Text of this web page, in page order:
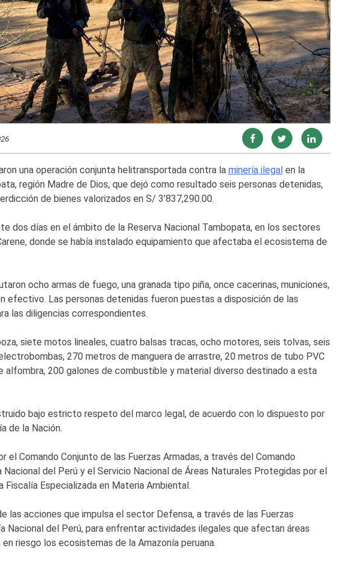
una operación conjunta helitransportada contra la minería ilegal en la
región Madre de Dios, que dejó como resultado seis personas detenidas,
de bienes valorizados en S/ 3’837,290.00.
dos días en el ámbito de la Reserva Nacional Tambopata, en los sectores
donde se había instalado equipamiento que afectaba el ecosistema de
ocho armas de fuego, una granada tipo piña, once cacerinas, municiones,
efectivo. Las personas detenidas fueron puestas a disposición de las
las diligencias correspondientes.
siete motos lineales, cuatro balsas tracas, ocho motores, seis tolvas, seis
270 metros de manguera de arrastre, 20 metros de tubo PVC
alfombra, 200 galones de combustible y material diverso destinado a esta
bajo estricto respeto del marco legal, de acuerdo con lo dispuesto por
de la Nación.
el Comando Conjunto de las Fuerzas Armadas, a través del Comando
Nacional del Perú y el Servicio Nacional de Áreas Naturales Protegidas por el
Fiscalía Especializada en Materia Ambiental.
las acciones que impulsa el sector Defensa, a través de las Fuerzas
Nacional del Perú, para enfrentar actividades ilegales que afectan áreas
riesgo los ecosistemas de la Amazonía peruana.